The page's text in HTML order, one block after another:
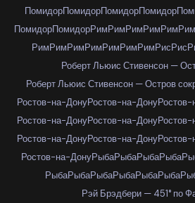
ПомидорПомидорПомидорПомидор
ПомидорПомидорРимРимРимРимРимРим
РимРимРимРимРимРимРимРисРис
Роберт Льюис Стивенсон —
Роберт Льюис Стивенсон — Остров
Ростов-на-ДонуРостов-на-Дону
Ростов-на-ДонуРостов-на-Дону
Ростов-на-ДонуРостов-на-Дону
Ростов-на-ДонуРыбаРыбаРыбаРыба
РыбаРыбаРыбаРыбаРыбаРыба
Рэй Брэдбери — 451° по